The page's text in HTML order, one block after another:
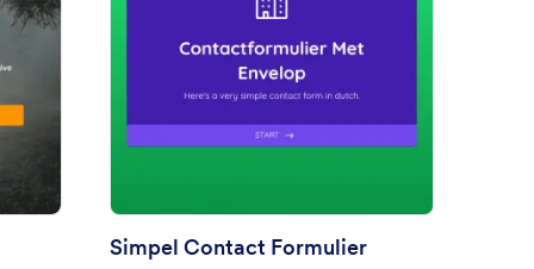
Voorbeeld
Simpel Contact Formulier